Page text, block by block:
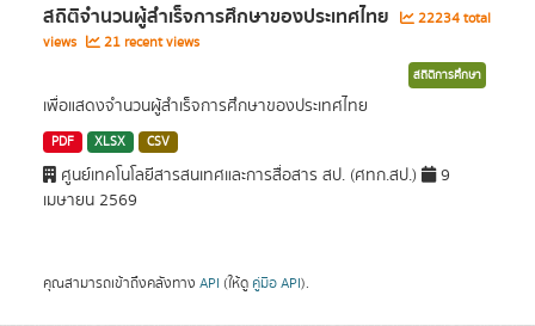
สถิติจำนวนผู้สำเร็จการศึกษาของประเทศไทย
22234 total
views
21 recent views
สถิติการศึกษา
เพื่อแสดงจำนวนผู้สำเร็จการศึกษาของประเทศไทย
PDF XLSX CSV
ศูนย์เทคโนโลยีสารสนเทศและการสื่อสาร สป. (ศทก.สป.)
9
เมษายน 2569
คุณสามารถเข้าถึงคลังทาง API (ให้ดู คู่มือ API).